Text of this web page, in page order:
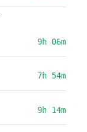
9h 06m
7h 54m
9h 14m